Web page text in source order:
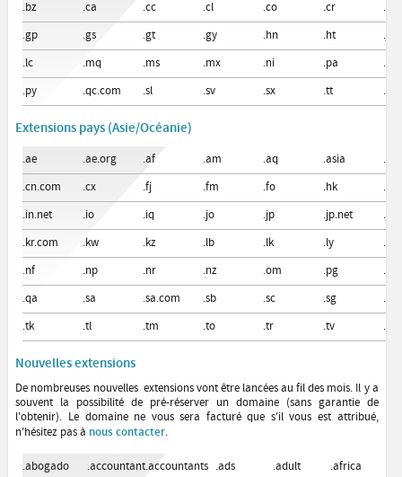
.bz .ca .cc .cl .co .cr
.cu
.gp
.gs .gt .gy .hn .ht
.jm
.lc
.mq .ms .mx .ni .pa
.pe
.py
.qc.com .sl .sv .sx .tt .us
Extensions pays (Asie/Océanie)
.ae .ae.org .af .am .aq .asia
.au
.cn.com
.cx .fj .fm .fo .hk
.hm
.in.net
.io .iq .jo .jp .jp.net
.kr.com
.kw .kz .lb .lk .ly
.mn
.nf
.np .nr .nz .om .pg
.ph
.qa
.sa .sa.com .sb .sc .sg
.sr
.tk
.tl .tm .to .tr .tv .tw
Nouvelles extensions
De nombreuses nouvelles extensions vont être lancées au fil des mois. Il y a
souvent la possibilité de pré-réserver un domaine (sans garantie de
l'obtenir). Le domaine ne vous sera facturé que s'il vous est attribué,
n'hésitez pas à nous contacter.
.abogado .accountant.accountants .ads .adult .africa